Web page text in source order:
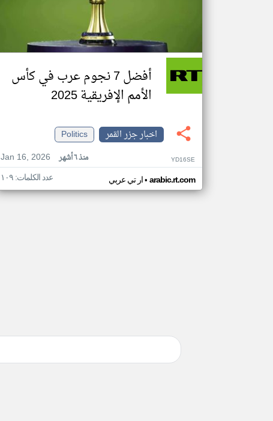
أفضل 7 نجوم عرب في كأس
الأمم الإفريقية 2025
اخبار جزر القمر
Politics
Jan 16, 2026
منذ ٦ أشهر YD16SE
ار تي عربي• arabic.rt.com عدد الكلمات: ١٠٩